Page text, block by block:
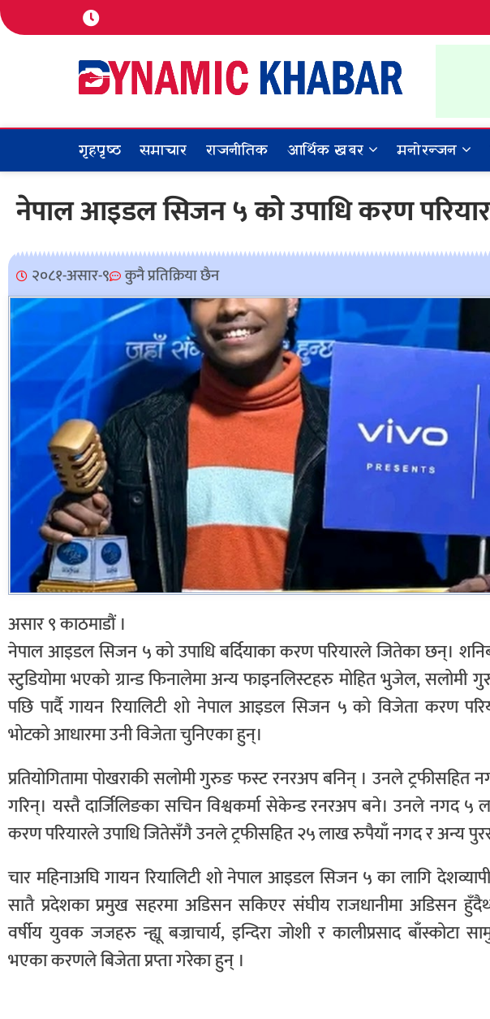
ALL NEWS IN
गृहपृष्ठ समाचार राजनीतिक आर्थिक खबर मनोरन्जन
नेपाल आइडल सिजन ५ को उपाधि करण
२०८१-असार-९ कुनै प्रतिक्रिया छैन
असार ९ काठमाडौं ।
नेपाल आइडल सिजन ५ को उपाधि बर्दियाका करण परियारले जितेका छन्।
स्टुडियोमा भएको ग्रान्ड फिनालेमा अन्य फाइनलिस्टहरु मोहित भुजेल, सलोमी
पछि पार्दै गायन रियालिटी शो नेपाल आइडल सिजन ५ को विजेता करण
भोटको आधारमा उनी विजेता चुनिएका हुन्।
प्रतियोगितामा पोखराकी सलोमी गुरुङ फस्ट रनरअप बनिन् । उनले ट्रफीसहित
गरिन्। यस्तै दार्जिलिङका सचिन विश्वकर्मा सेकेन्ड रनरअप बने। उनले नगद ५
करण परियारले उपाधि जितेसँगै उनले ट्रफीसहित २५ लाख रुपैयाँ नगद र अन्य
चार महिनाअघि गायन रियालिटी शो नेपाल आइडल सिजन ५ का लागि
सातै प्रदेशका प्रमुख सहरमा अडिसन सकिएर संघीय राजधानीमा अडिसन
वर्षीय युवक जजहरु न्ह्यू बज्राचार्य, इन्दिरा जोशी र कालीप्रसाद बाँस्कोटा
भएका करणले बिजेता प्रप्ता गरेका हुन् ।